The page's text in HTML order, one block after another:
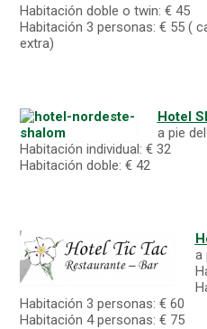
Habitación doble o twin: € 45
Habitación 3 personas: € 55 (
extra)
Hotel
a pie
Habitación individual: € 32
Habitación doble: € 42
a
Habitación 3 personas: € 60
Habitación 4 personas: € 75